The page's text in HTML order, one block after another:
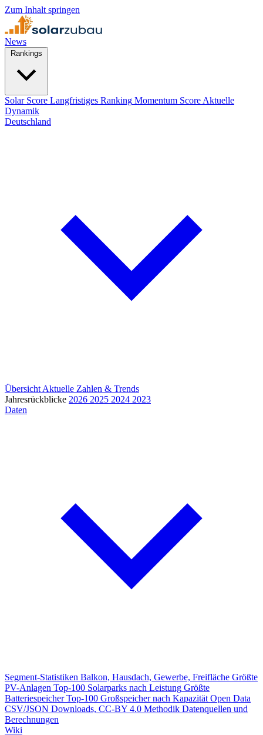
Zum Inhalt springen
News
Solar Score Langfristiges Ranking Momentum Score Aktuelle
Dynamik
Deutschland
Übersicht Aktuelle Zahlen & Trends
Jahresrückblicke 2026 2025 2024 2023
Daten
Segment-Statistiken Balkon, Hausdach, Gewerbe, Freifläche Größte
PV-Anlagen Top-100 Solarparks nach Leistung Größte
Batteriespeicher Top-100 Großspeicher nach Kapazität Open Data
CSV/JSON Downloads, CC-BY 4.0 Methodik Datenquellen und
Berechnungen
Wiki